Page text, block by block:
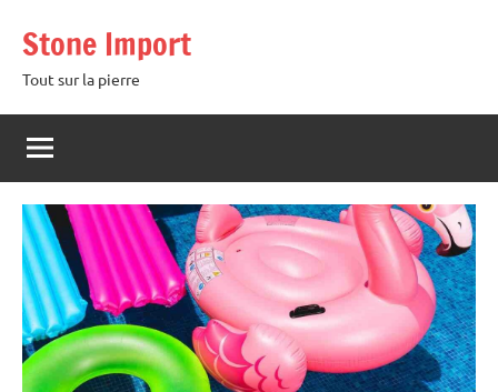
contenu
Stone Import
Tout sur la pierre